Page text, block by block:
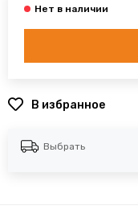
В избранное
Выбрать